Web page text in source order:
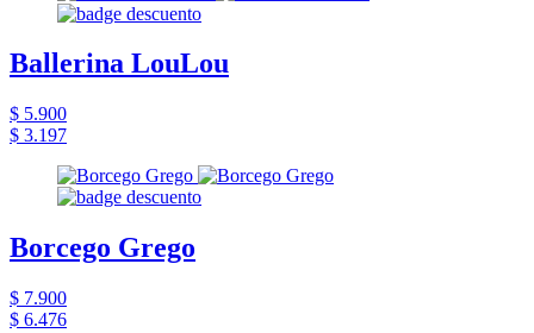
Ballerina LouLou
$ 5.900
$ 3.197
Borcego Grego
$ 7.900
$ 6.476